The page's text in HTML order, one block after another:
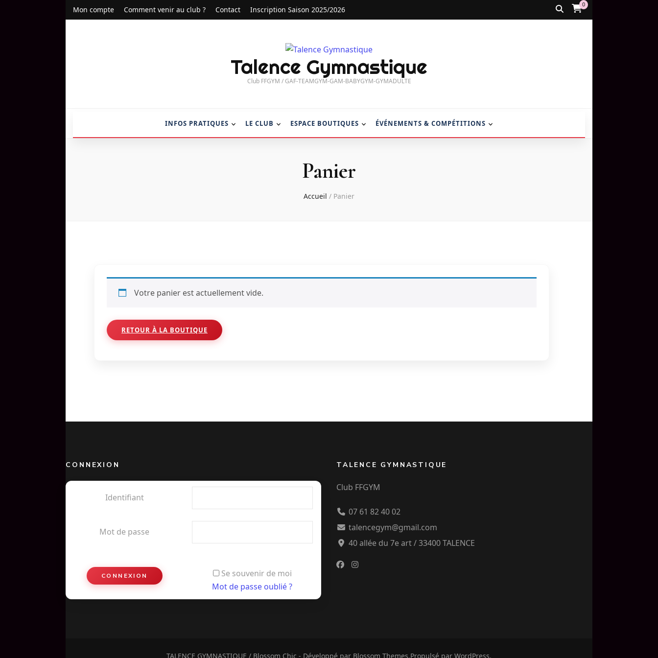
Mon compte Comment venir au club ? Contact Inscription Saison 2025/2026
0
Talence Gymnastique
Club FFGYM / GAF-TEAMGYM-GAM-BABYGYM-GYMADULTE
INFOS PRATIQUES LE CLUB ESPACE BOUTIQUES ÉVÉNEMENTS & COMPÉTITIONS
Panier
Accueil / Panier
Votre panier est actuellement vide.
RETOUR À LA BOUTIQUE
CONNEXION
Identifiant
Mot de passe
Se souvenir de moi
Mot de passe oublié ?
TALENCE GYMNASTIQUE
Club FFGYM
07 61 82 40 02
talencegym@gmail.com
40 allée du 7e art / 33400 TALENCE
TALENCE GYMNASTIQUE / Blossom Chic - Développé par Blossom Themes.Propulsé par WordPress.